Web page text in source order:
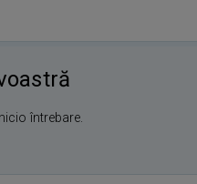
întrebare.